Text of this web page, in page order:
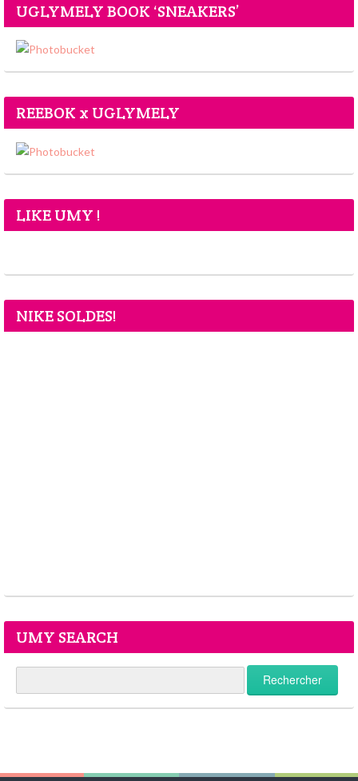
UGLYMELY BOOK ‘SNEAKERS’
REEBOK x UGLYMELY
LIKE UMY !
NIKE SOLDES!
UMY SEARCH